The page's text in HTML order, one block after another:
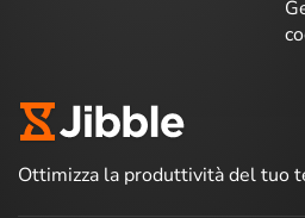
Ottimizza la produttività del tuo